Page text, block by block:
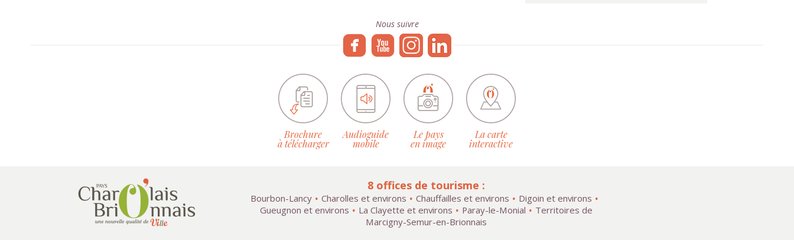
Nous suivre
Brochure
à télécharger
Audioguide
mobile
Le pays
en image
La carte
interactive
8 offices de tourisme :
Bourbon-Lancy Charolles et environs Chauffailles et environs
Digoin et environs
Gueugnon et environs
La Clayette et environs Paray-le-Monial
Territoires de
Marcigny-Semur-en-Brionnais